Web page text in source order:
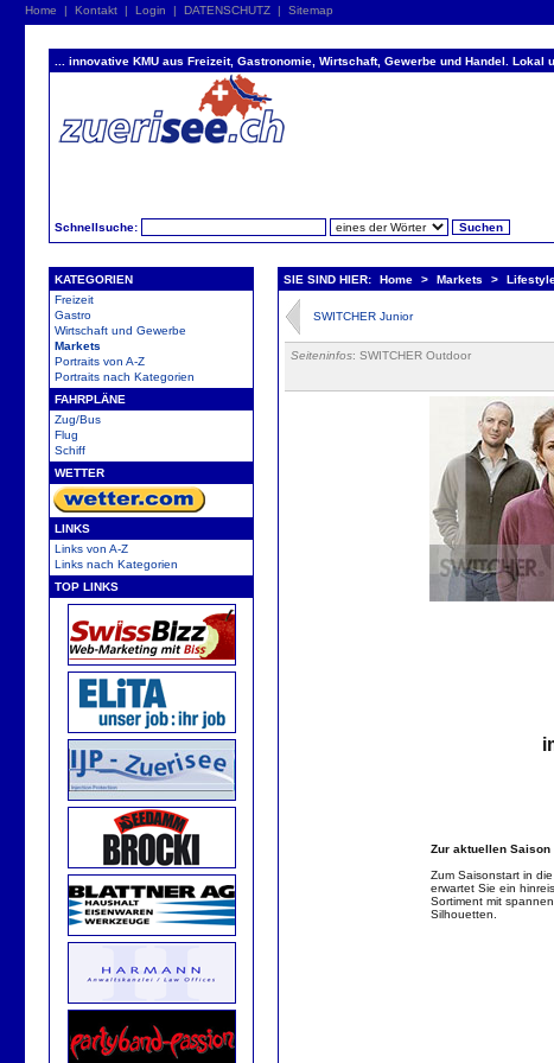
Home | Kontakt | Login | DATENSCHUTZ | Sitemap
... innovative KMU aus Freizeit, Gastronomie, Wirtschaft, Gewerbe und Handel. Lokal
Schnellsuche:
KATEGORIEN
Freizeit
Gastro
Wirtschaft und Gewerbe
Markets
Portraits von A-Z
Portraits nach Kategorien
FAHRPLÄNE
Zug/Bus
Flug
Schiff
WETTER
LINKS
Links von A-Z
Links nach Kategorien
TOP LINKS
SIE SIND HIER: Home > Markets >
SWITCHER Junior
Seiteninfos: SWITCHER Outdoor
Zur aktuellen Saison
Zum Saisonstart in
erwartet Sie ein
Sortiment mit
Silhouetten.